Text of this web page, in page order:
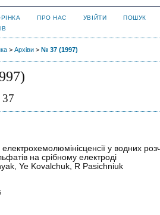
ПРО НАС УВІЙТИ
ПОШУК
> Архіви > № 37 (1997)
електрохемолюмінісценсії у водних
на срібному електроді
Ye Kovalchuk, R Pasichniuk